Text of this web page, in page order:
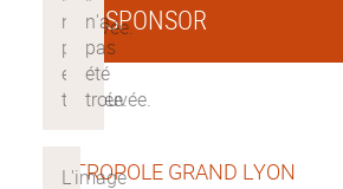
CO-SPONSOR
METROPOLE GRAND LYON